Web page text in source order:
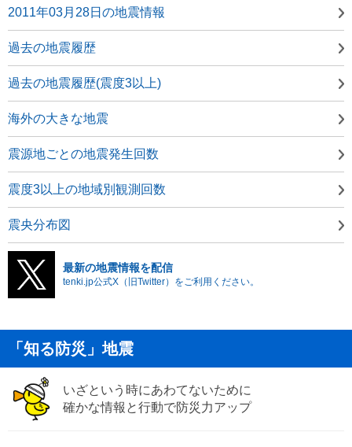
2011年03月28日の地震情報
過去の地震履歴
過去の地震履歴(震度3以上)
海外の大きな地震
震源地ごとの地震発生回数
震度3以上の地域別観測回数
震央分布図
最新の地震情報を配信
tenki.jp公式X（旧Twitter）をご利用ください。
「知る防災」地震
いざという時にあわてないために
確かな情報と行動で防災力アップ